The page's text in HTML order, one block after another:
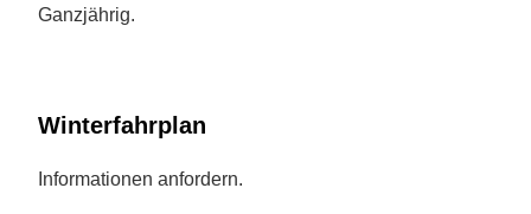
Ganzjährig.
Winterfahrplan
Informationen anfordern.